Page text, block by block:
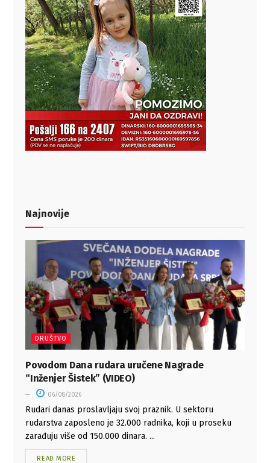
Najnovije
DRUŠTVO
Povodom Dana rudara uručene Nagrade
“Inženjer Šistek” (VIDEO)
06/08/2026
Rudari danas proslavljaju svoj praznik. U sektoru
rudarstva zaposleno je 32.000 radnika, koji u proseku
zarađuju više od 150.000 dinara. ...
READ MORE